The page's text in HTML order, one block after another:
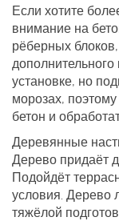
Если хотите
внимание на
рёберных
установке, но
морозах,
бетон и
Деревянные
Дерево придаёт
Подойдёт
условия. Дерево
тяжёлой